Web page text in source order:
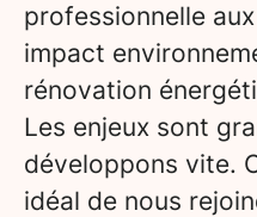
professionnelle
impact
rénovation
Les enjeux sont
développons vite.
idéal de nous